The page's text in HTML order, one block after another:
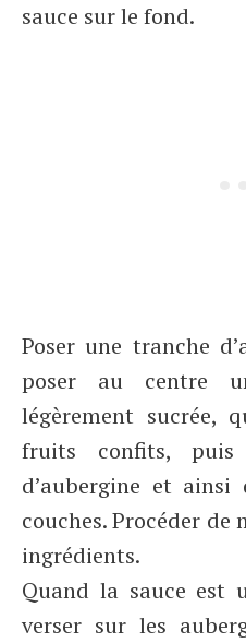
sauce sur le fond.
Poser une tranche
poser au centre
légèrement sucrée,
fruits confits,
d’aubergine et
couches. Procéder de
ingrédients.
Quand la sauce est
verser sur les